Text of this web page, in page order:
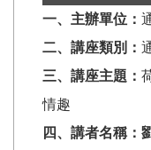
一、主辦單位：
二、講座類別：
三、講座主題：
情趣
四、講者名稱：